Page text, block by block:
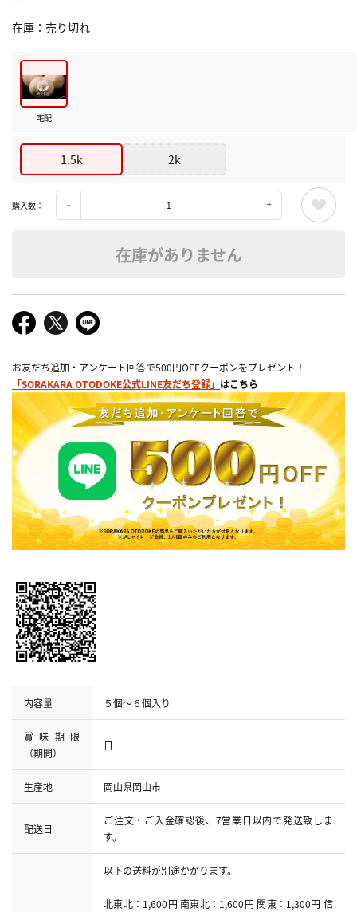
在庫 売り切れ
宅配
1.5k 2k
購入数：
在庫がありません
お友だち追加・アンケート回答で500円OFFクーポンをプレゼント！
「SORAKARA OTODOKE公式LINE友だち登録」 はこちら
内容量 ５個～６個入り
賞味期限
（期間）
日
生産地 岡山県岡山市
配送日
ご注文・ご入金確認後、7営業日以内で発送致しま
す。
以下の送料が別途かかります。
北東北：1,600円 南東北：1,600円 関東：1,300円 信